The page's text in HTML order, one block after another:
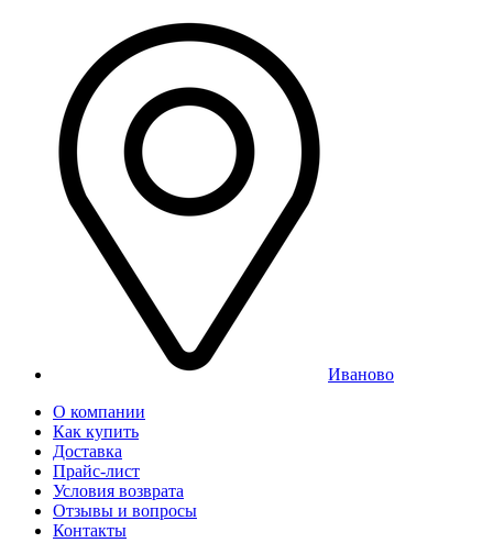
Иваново
О компании
Как купить
Доставка
Прайс-лист
Условия возврата
Отзывы и вопросы
Контакты